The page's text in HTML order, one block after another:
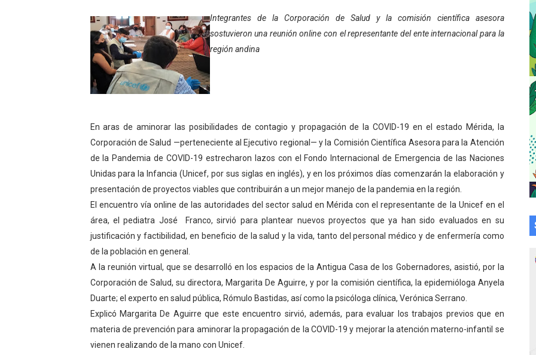
Gobierno bolivariano avanza en la transformación del hospital Sor Juana Inés
Niños merideños aprenden sobre gaita de tambora con Fundecem
Hospital universitario muestra sus avances en visita del Consejo Legislativo
Instituto Nacional de Nutrición celebra Semana Internacional de la Lactancia Materna
Gobernación de Mérida fortalece el desarrollo productivo en Rangel
Corposalud inició talleres para aspirantes al curso de Emergencia Prehospitalaria
Fortalecen formación académica de médicos en proceso de ruralidad
Fortaleciendo la economía comunal en El Vigía con microcréditos a emprendedores y
Campo Elías consolida plan de bacheo en el sector La Montañita
Fundecem inició con éxito el taller vacacional de origami
El Lactario del Iahula celebra la Semana Mundial de la Lactancia Materna
Plan Vacacional "Venezuela Ríe 2026" brinda recreación y cultura a niños del
Iniciación al yoga reúne a diversos clubes deportivos de Zea en una enriquecedora
Integrantes de la Corporación de Salud y la comisión científica asesora
sostuvieron una reunión online con el representante del ente internacional para la
región andina
En aras de aminorar las posibilidades de contagio y propagación de la COVID-19 en el estado Mérida, la
Corporación de Salud —perteneciente al Ejecutivo regional— y la Comisión Científica Asesora para la Atención
de la Pandemia de COVID-19 estrecharon lazos con el Fondo Internacional de Emergencia de las Naciones
Unidas para la Infancia (Unicef, por sus siglas en inglés), y en los próximos días comenzarán la elaboración y
presentación de proyectos viables que contribuirán a un mejor manejo de la pandemia en la región.
El encuentro vía online de las autoridades del sector salud en Mérida con el representante de la Unicef en el
área, el pediatra José Franco, sirvió para plantear nuevos proyectos que ya han sido evaluados en su
justificación y factibilidad, en beneficio de la salud y la vida, tanto del personal médico y de enfermería como
de la población en general.
A la reunión virtual, que se desarrolló en los espacios de la Antigua Casa de los Gobernadores, asistió, por la
Corporación de Salud, su directora, Margarita De Aguirre, y por la comisión científica, la epidemióloga Anyela
Duarte; el experto en salud pública, Rómulo Bastidas, así como la psicóloga clínica, Verónica Serrano.
Explicó Margarita De Aguirre que este encuentro sirvió, además, para evaluar los trabajos previos que en
materia de prevención para aminorar la propagación de la COVID-19 y mejorar la atención materno-infantil se
vienen realizando de la mano con Unicef.